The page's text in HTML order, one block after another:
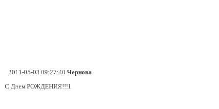
2011-05-03 09:27:40 Чернова
С Днем РОЖДЕНИЯ!!!1